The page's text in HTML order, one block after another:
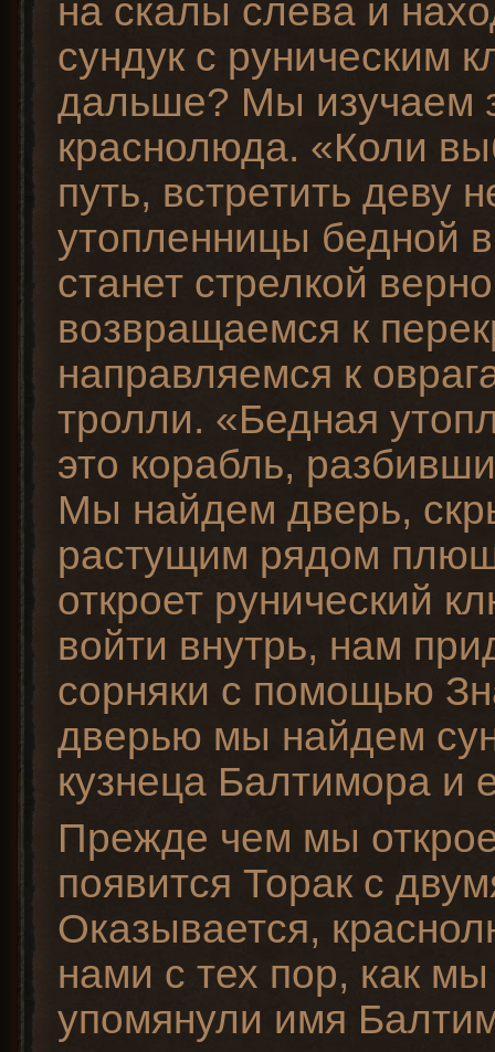
на скалы слева и
сундук с руническим
дальше? Мы изучаем
краснолюда. «Коли
путь, встретить деву
утопленницы бедной
станет стрелкой
возвращаемся к
направляемся к
тролли. «Бедная
это корабль,
Мы найдем дверь,
растущим рядом
откроет рунический
войти внутрь, нам
сорняки с помощью
дверью мы найдем
кузнеца Балтимора и
Прежде чем мы
появится Торак с
Оказывается,
нами с тех пор, как
упомянули имя